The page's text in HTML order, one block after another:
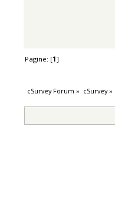
Pagine: [1]
cSurvey Forum » cSurvey»